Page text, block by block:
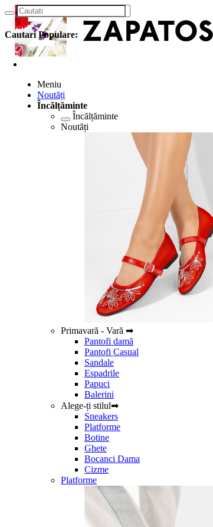
Cautari Populare:
Meniu
Noutăți
Încălțăminte
Încălțăminte
Noutăți
Primavară - Vară ➡
Pantofi damă
Pantofi Casual
Sandale
Espadrile
Papuci
Balerini
Alege-ți stilul➡
Sneakers
Platforme
Botine
Ghete
Bocanci Dama
Cizme
Platforme